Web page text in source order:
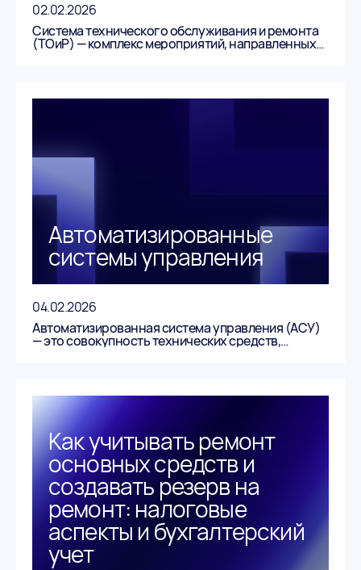
02.02.2026
Система технического обслуживания и ремонта
(ТОиР) — комплекс мероприятий, направленных
производственных процессах.
Автоматизированные
системы управления
04.02.2026
Автоматизированная система управления (АСУ)
— это совокупность технических средств,
участием человека.
Как учитывать ремонт
основных средств и
создавать резерв на
ремонт: налоговые
аспекты и бухгалтерский
учет